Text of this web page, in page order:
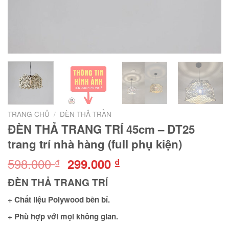
TRANG CHỦ / ĐÈN THẢ TRẦN
ĐÈN THẢ TRANG TRÍ 45cm – DT25
trang trí nhà hàng (full phụ kiện)
598.000₫ Giá
gốc
là:
598.000 ₫.
299.000 ₫
ĐÈN THẢ TRANG TRÍ
+ Chất liệu Polywood bền bỉ.
+ Phù hợp với mọi không gian.